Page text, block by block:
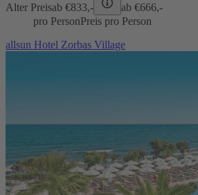
Alter Preisab €833,- ab €666,-
pro PersonPreis pro Person
allsun Hotel Zorbas Village